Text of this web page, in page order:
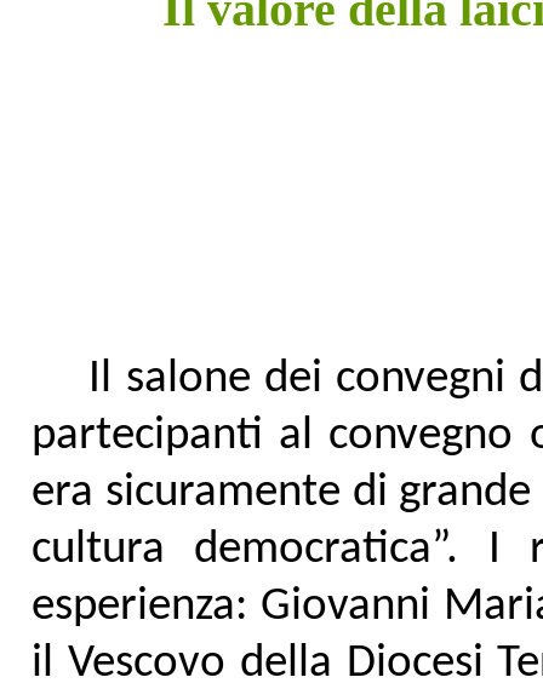
Il salone dei convegni
partecipanti al convegno
era sicuramente di
cultura democratica”.
esperienza: Giovanni
il Vescovo della Diocesi